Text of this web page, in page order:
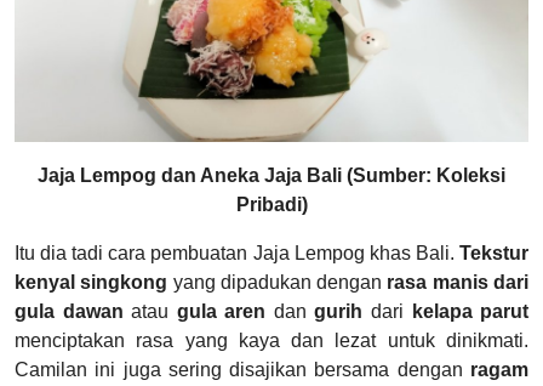
Jaja Lempog dan Aneka Jaja Bali (Sumber: Koleksi
Pribadi)
Itu dia tadi cara pembuatan Jaja Lempog khas Bali. Tekstur
kenyal singkong yang dipadukan dengan rasa manis dari
gula dawan atau gula aren dangurih dari
kelapa parut
menciptakan rasa yang kaya dan lezat untuk dinikmati.
Camilan ini juga sering disajikan bersama dengan ragam